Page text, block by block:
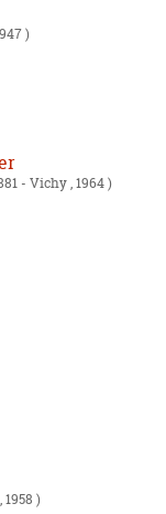
)
- Vichy , 1964 )
1958 )